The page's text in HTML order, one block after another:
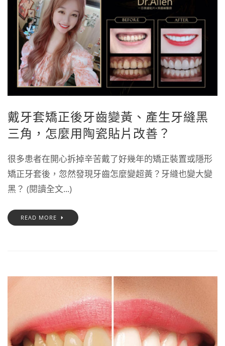
戴牙套矯正後牙齒變黃、產生牙縫黑
三角，怎麼用陶瓷貼片改善？
很多患者在開心拆掉辛苦戴了好幾年的矯正裝置或隱形
矯正牙套後，忽然發現牙齒怎麼變超黃？牙縫也變大變
黑？ (閱讀全文...)
READ MORE